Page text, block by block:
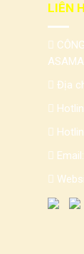
LIÊN
Địa
Email: